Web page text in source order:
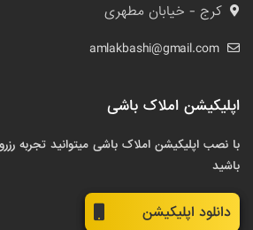
کرج - خیابان مطهری
amlakbashi@gmail.com
اپلیکیشن املاک باشی
با نصب اپلیکیشن املاک باشی میتوانید تجربه
باشید
دانلود اپلیکیشن